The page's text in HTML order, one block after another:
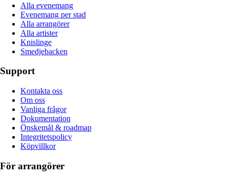
Alla evenemang
Evenemang per stad
Alla arrangörer
Alla artister
Knislinge
Smedjebacken
Support
Kontakta oss
Om oss
Vanliga frågor
Dokumentation
Önskemål & roadmap
Integritetspolicy
Köpvillkor
För arrangörer